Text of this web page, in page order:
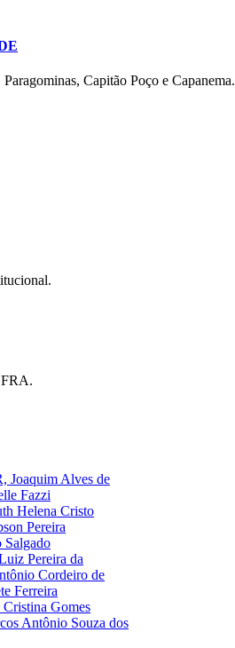
Capitão Poço e Capanema.
Joaquim Alves de
Fazzi
Helena Cristo
Pereira
Pereira da
Cordeiro de
Ferreira
Gomes
Antônio Souza dos